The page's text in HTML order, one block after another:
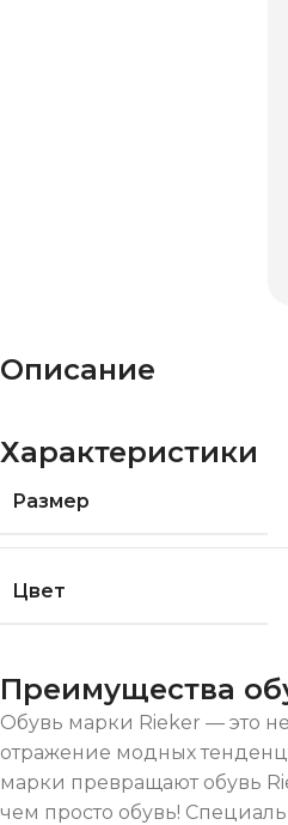
Описание
Характеристики
Размер
Цвет
Преимущества
Обувь марки Rieker — это
отражение модных
марки превращают обувь
чем просто обувь!